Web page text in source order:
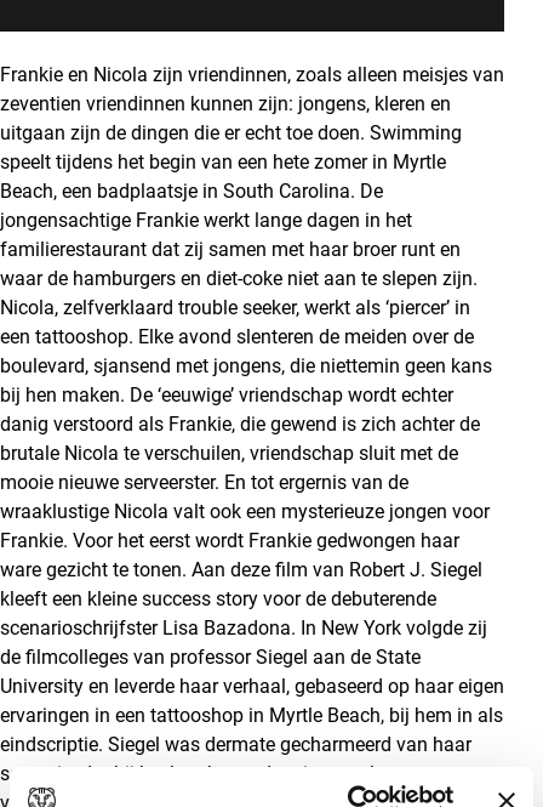
Frankie en Nicola zijn vriendinnen, zoals alleen meisjes van
zeventien vriendinnen kunnen zijn: jongens, kleren en
uitgaan zijn de dingen die er echt toe doen. Swimming
speelt tijdens het begin van een hete zomer in Myrtle
Beach, een badplaatsje in South Carolina. De
jongensachtige Frankie werkt lange dagen in het
familierestaurant dat zij samen met haar broer runt en
waar de hamburgers en diet-coke niet aan te slepen zijn.
Nicola, zelfverklaard trouble seeker, werkt als ‘piercer’ in
een tattooshop. Elke avond slenteren de meiden over de
boulevard, sjansend met jongens, die niettemin geen kans
bij hen maken. De ‘eeuwige’ vriendschap wordt echter
danig verstoord als Frankie, die gewend is zich achter de
brutale Nicola te verschuilen, vriendschap sluit met de
mooie nieuwe serveerster. En tot ergernis van de
wraaklustige Nicola valt ook een mysterieuze jongen voor
Frankie. Voor het eerst wordt Frankie gedwongen haar
ware gezicht te tonen. Aan deze film van Robert J. Siegel
kleeft een kleine success story voor de debuterende
scenarioschrijfster Lisa Bazadona. In New York volgde zij
de filmcolleges van professor Siegel aan de State
University en leverde haar verhaal, gebaseerd op haar eigen
ervaringen in een tattooshop in Myrtle Beach, bij hem in als
eindscriptie. Siegel was dermate gecharmeerd van haar
scenario, dat hij besloot het nader uit te werken en te